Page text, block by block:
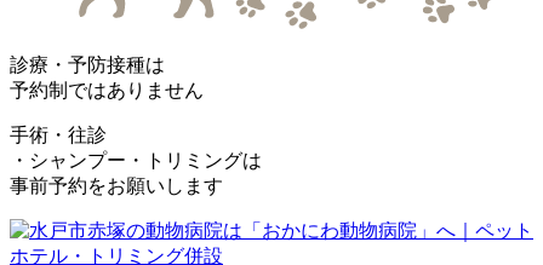
診療・予防接種は
予約制ではありません
手術・往診
・シャンプー・トリミングは
事前予約をお願いします